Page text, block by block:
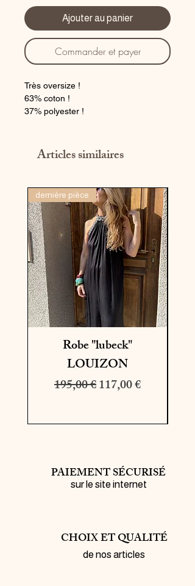
Ajouter au panier
Commander et payer
Très oversize !
63% coton !
37% polyester !
Articles similaires
dernière pièce
Robe "lubeck"
LOUIZON
Prix original
195,00 €Prix promotionnel
117,00 €
PAIEMENT SÉCURISÉ
sur le site internet
CHOIX ET QUALITÉ
de nos articles